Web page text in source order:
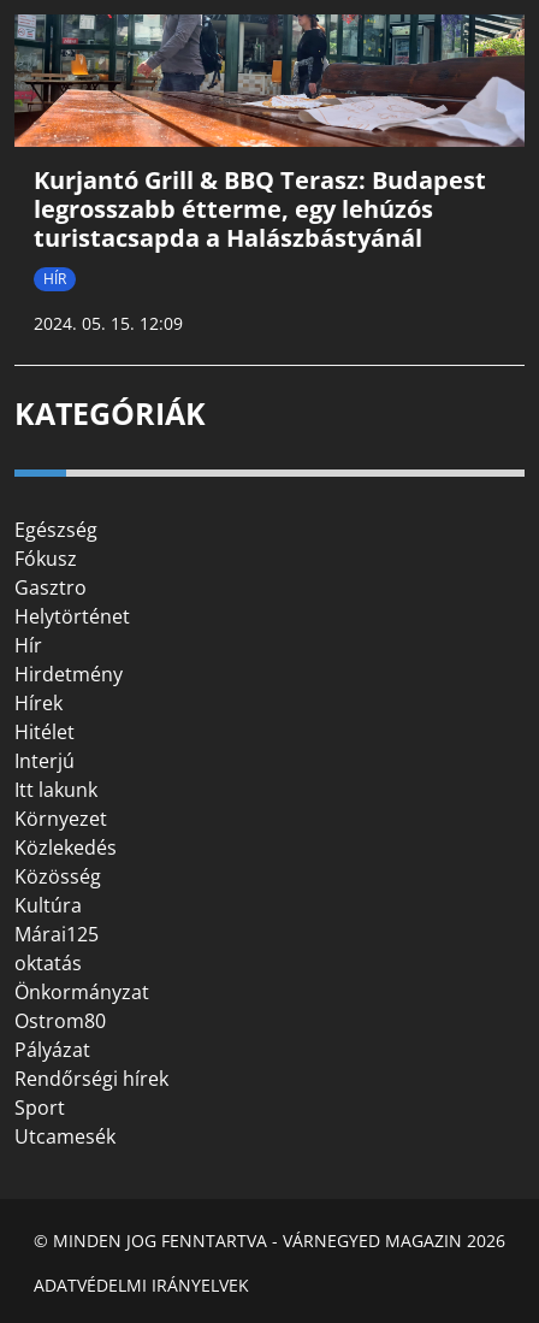
Kurjantó Grill & BBQ Terasz: Budapest
legrosszabb étterme, egy lehúzós
turistacsapda a Halászbástyánál
HÍR
2024. 05. 15. 12:09
KATEGÓRIÁK
Egészség
Fókusz
Gasztro
Helytörténet
Hír
Hirdetmény
Hírek
Hitélet
Interjú
Itt lakunk
Környezet
Közlekedés
Közösség
Kultúra
Márai125
oktatás
Önkormányzat
Ostrom80
Pályázat
Rendőrségi hírek
Sport
Utcamesék
© MINDEN JOG FENNTARTVA - VÁRNEGYED MAGAZIN 2026
ADATVÉDELMI IRÁNYELVEK